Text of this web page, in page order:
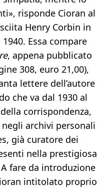
risponde Cioran al
Henry Corbin in
Essa compare
, appena pubblicato
308, euro 21,00),
lettere dell’autore
che va dal 1930 al
corrispondenza,
negli archivi personali
già curatore dei
nella prestigiosa
fare da introduzione
intitolato proprio